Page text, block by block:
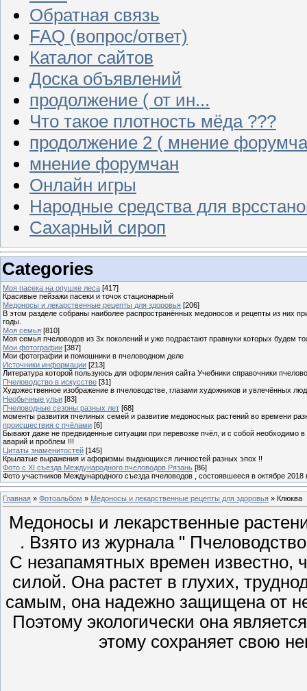
Обратная связь
FAQ (вопрос/ответ)
Каталог сайтов
Доска объявлений
продолжение ( от ин...
Что такое плотность мёда ???
продолжение 2 ( мнение
мнение форумчан
Онлайн игры
Народные средства для
Сахарный сироп
Categories
Моя пасека на опушке леса [417]
Красивые пейзажи пасеки и точок стационарный
Медоносы и лекарственные рецепты для здоровья [206]
В этом разделе собраны наиболее распространённых медоносов и рецепты из них
годы.
Моя семья [810]
Моя семья пчеловодов из 3х поколений и уже подрастают правнуки которых будем
Мои фотографии [387]
Мои фотографии и помошники в пчеловодном деле
Источники информации [213]
Литература которой пользуюсь для оформления сайта Учебники справочники
Пчеловодство в искусстве [31]
Художественное изображение в пчеловодстве, глазами художников и увлечённых
Необычные ульи [83]
Пчеловодные сезоны разных лет [68]
моменты развития пчелиных семей и развитие медоносных растений во времени
происшествия с пчёлами [6]
Бывают даже не предвиденные ситуации при перевозке пчёл, и с собой необходимо
аварий и проблем !!!
Цитаты знаменитостей [145]
Крылатые выражения и афоризмы выдающихся личностей разных эпох !!
Фото с XI съезда Международного пчеловодов Рязань [86]
Фото участников Международного съезда пчеловодов , состоявшееся в октябре 2018
Главная » Фотоальбом » Медоносы и лекарственные рецепты для здоровья » Клюква
Медоносы и лекарственные
. Взято из журнала "
С незапамятных времен известно,
силой. Она растет в глухих,
самым, она надежно защищена от
Поэтому экологически она
этому сохраняет свою